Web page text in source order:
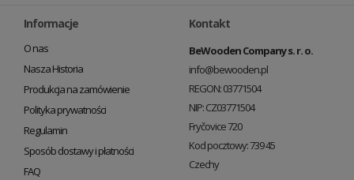
Informacje
O nas
Nasza Historia
Produkcja na zamówienie
Polityka prywatności
Regulamin
Sposób dostawy i płatności
FAQ
Kontakt
BeWooden Company s. r. o.
info@bewooden.pl
REGON: 03771504
NIP: CZ03771504
Fryčovice 720
Kod pocztowy: 739 45
Czechy